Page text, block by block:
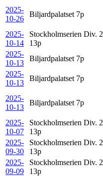
2025-
10-26
Biljardpalatset 7p
2025-
10-14
Stockholmserien Div. 2
13p
2025-
10-13
Biljardpalatset 7p
2025-
10-13
Biljardpalatset 7p
2025-
10-13
Biljardpalatset 7p
2025-
10-07
Stockholmserien Div. 2
13p
2025-
09-30
Stockholmserien Div. 2
13p
2025-
09-09
Stockholmserien Div. 2
13p